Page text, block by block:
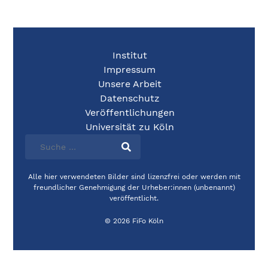
Institut
Impressum
Unsere Arbeit
Datenschutz
Veröffentlichungen
Universität zu Köln
Alle hier verwendeten Bilder sind lizenzfrei oder werden mit
freundlicher Genehmigung der Urheber:innen (unbenannt)
veröffentlicht.
© 2026 FiFo Köln